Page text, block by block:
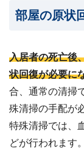
部屋の原状
入居者の死亡後
状回復が必要に
合、通常の清掃
殊清掃の手配が
特殊清掃では、
どが行われます。